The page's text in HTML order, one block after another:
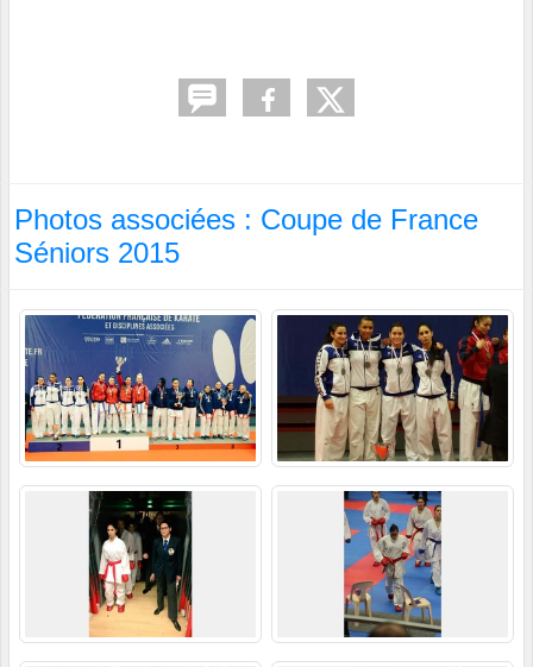
Photos associées : Coupe de France
Séniors 2015